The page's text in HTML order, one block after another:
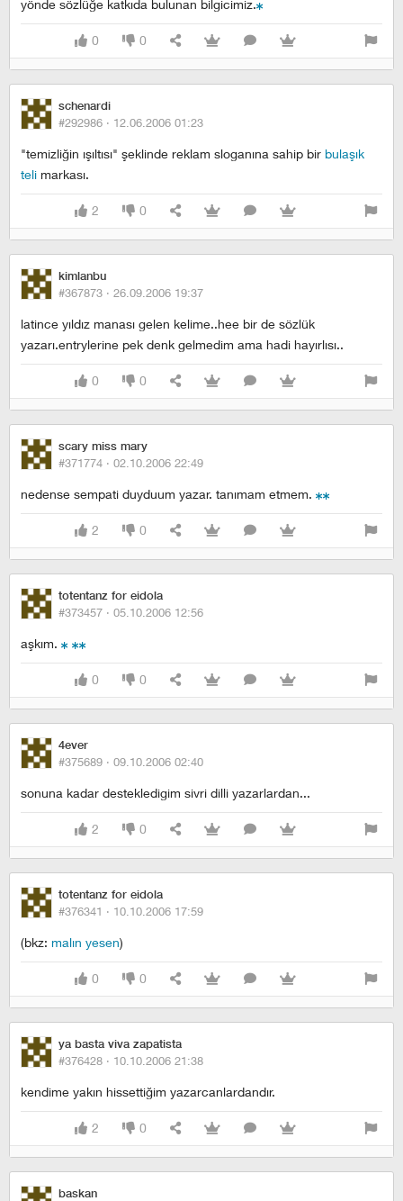
yönde sözlüğe katkıda bulunan bilgicimiz.
0 0
schenardi
#292986 · 12.06.2006 01:23
"temizliğin ışıltısı" şeklinde reklam sloganına sahip bir bulaşık
teli markası.
2 0
kimlanbu
#367873 · 26.09.2006 19:37
latince yıldız manası gelen kelime..hee bir de sözlük
yazarı.entrylerine pek denk gelmedim ama hadi hayırlısı..
0 0
scary miss mary
#371774 · 02.10.2006 22:49
nedense sempati duyduum yazar. tanımam etmem.
2 0
totentanz for eidola
#373457 · 05.10.2006 12:56
aşkım.
0 0
4ever
#375689 · 09.10.2006 02:40
sonuna kadar destekledigim sivri dilli yazarlardan...
2 0
totentanz for eidola
#376341 · 10.10.2006 17:59
(bkz: malın yesen)
0 0
ya basta viva zapatista
#376428 · 10.10.2006 21:38
kendime yakın hissettiğim yazarcanlardandır.
2 0
baskan